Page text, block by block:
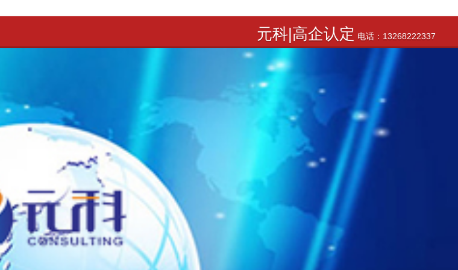
元科|高企认定 电话：13268222337